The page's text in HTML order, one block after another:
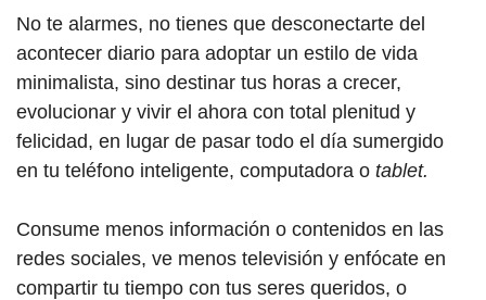
No te alarmes, no tienes que desconectarte del
acontecer diario para adoptar un estilo de vida
minimalista, sino destinar tus horas a crecer,
evolucionar y vivir el ahora con total plenitud y
felicidad, en lugar de pasar todo el día sumergido
en tu teléfono inteligente, computadora o tablet.
Consume menos información o contenidos en las
redes sociales, ve menos televisión y enfócate en
compartir tu tiempo con tus seres queridos, o